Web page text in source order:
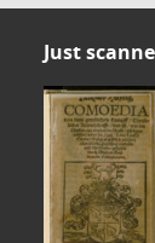
Just